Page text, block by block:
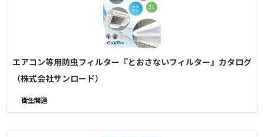
エアコン等用防虫フィルター『とおさないフィルター』カタログ
（株式会社サンロード）
衛生関連